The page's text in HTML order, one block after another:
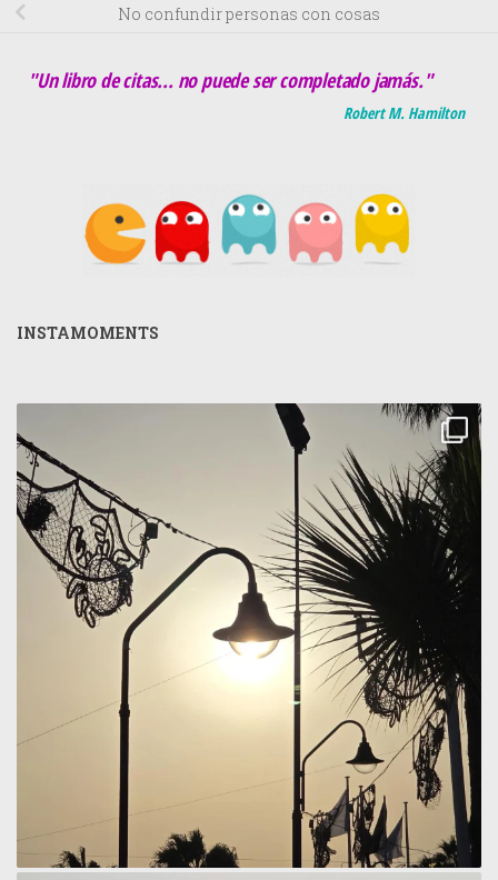
No confundir personas con cosas
"Un libro de citas... no puede ser completado jamás."
Robert M. Hamilton
INSTAMOMENTS